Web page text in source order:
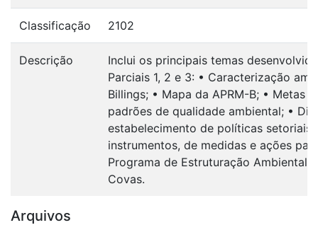
Classificação 2102
Descrição
Inclui os principais temas
Parciais 1, 2 e 3: • Caracterização
Billings; • Mapa da APRM-B; • Metas
padrões de qualidade ambiental; •
estabelecimento de políticas
instrumentos, de medidas e ações
Programa de Estruturação Ambiental
Covas.
Arquivos